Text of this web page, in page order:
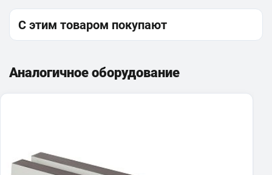
С этим товаром покупают
Аналогичное оборудование